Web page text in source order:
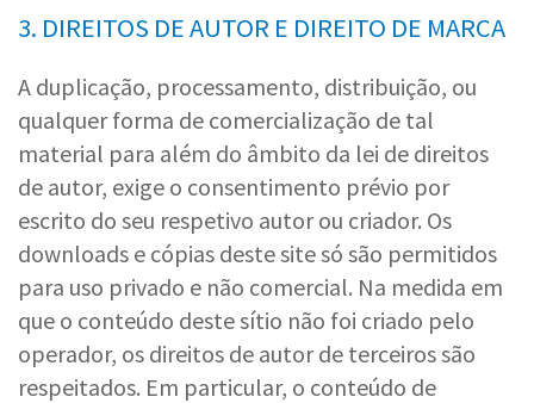
3. DIREITOS DE AUTOR E DIREITO DE MARCA
A duplicação, processamento, distribuição, ou
qualquer forma de comercialização de tal
material para além do âmbito da lei de direitos
de autor, exige o consentimento prévio por
escrito do seu respetivo autor ou criador. Os
downloads e cópias deste site só são permitidos
para uso privado e não comercial. Na medida em
que o conteúdo deste sítio não foi criado pelo
operador, os direitos de autor de terceiros são
respeitados. Em particular, o conteúdo de